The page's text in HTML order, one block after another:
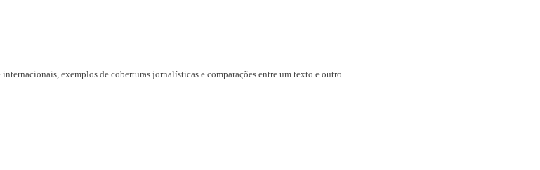
exemplos de coberturas jornalísticas e comparações entre um texto e outro.